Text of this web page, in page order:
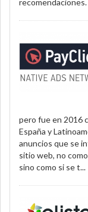
pero fue en 2016
España y
anuncios que se
sitio web, no
sino como si se t...